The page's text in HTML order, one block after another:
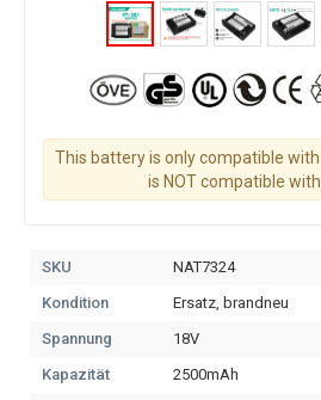
This battery is only compatible
is NOT compatible with
SKU
NAT7324
Kondition
Ersatz, brandneu
Spannung
18V
Kapazität
2500mAh